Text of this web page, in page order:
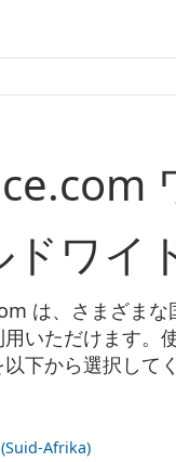
ドワイ
は、さまざまな
いただけます。
下から選択して
Afrika)